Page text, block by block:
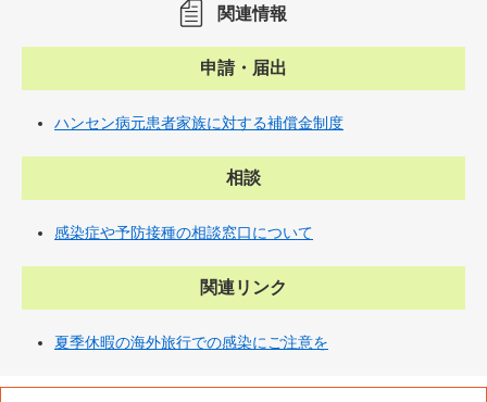
関連情報
申請・届出
ハンセン病元患者家族に対する補償金制度
相談
感染症や予防接種の相談窓口について
関連リンク
夏季休暇の海外旅行での感染にご注意を